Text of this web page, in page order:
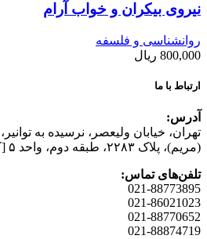
نیروی بیکران و خواب آرام
روانشناسی و فلسفه
800,000 ریال
ارتباط با ما
آدرس:
تهران، خیابان وليعصر، نرسيده به
(مريم)، پلاک ۲۲۸۳، طبقه دوم، واحد ۵ [کد پستی: ۱۵۱۶۷۳۷۸۸۶]
تلفن‌های تماس:
021-88773895
021-86021023
021-88770652
021-88874719